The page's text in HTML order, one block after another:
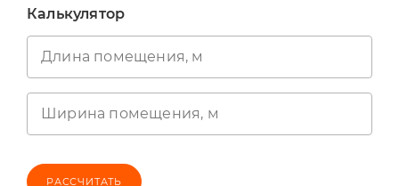
Калькулятор
Длина помещения, м
Ширина помещения, м
РАССЧИТАТЬ